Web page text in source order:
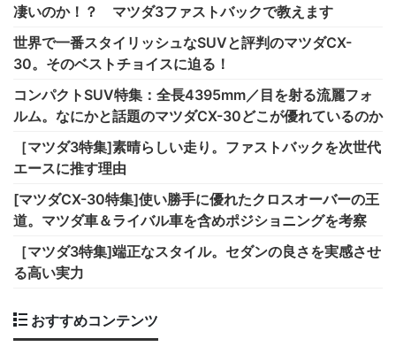
凄いのか！？ マツダ3ファストバックで教えます
世界で一番スタイリッシュなSUVと評判のマツダCX-
30。そのベストチョイスに迫る！
コンパクトSUV特集：全長4395mm／目を射る流麗フォ
ルム。なにかと話題のマツダCX-30どこが優れているのか
［マツダ3特集]素晴らしい走り。ファストバックを次世代
エースに推す理由
[マツダCX-30特集]使い勝手に優れたクロスオーバーの王
道。マツダ車＆ライバル車を含めポジショニングを考察
［マツダ3特集]端正なスタイル。セダンの良さを実感させ
る高い実力
おすすめコンテンツ